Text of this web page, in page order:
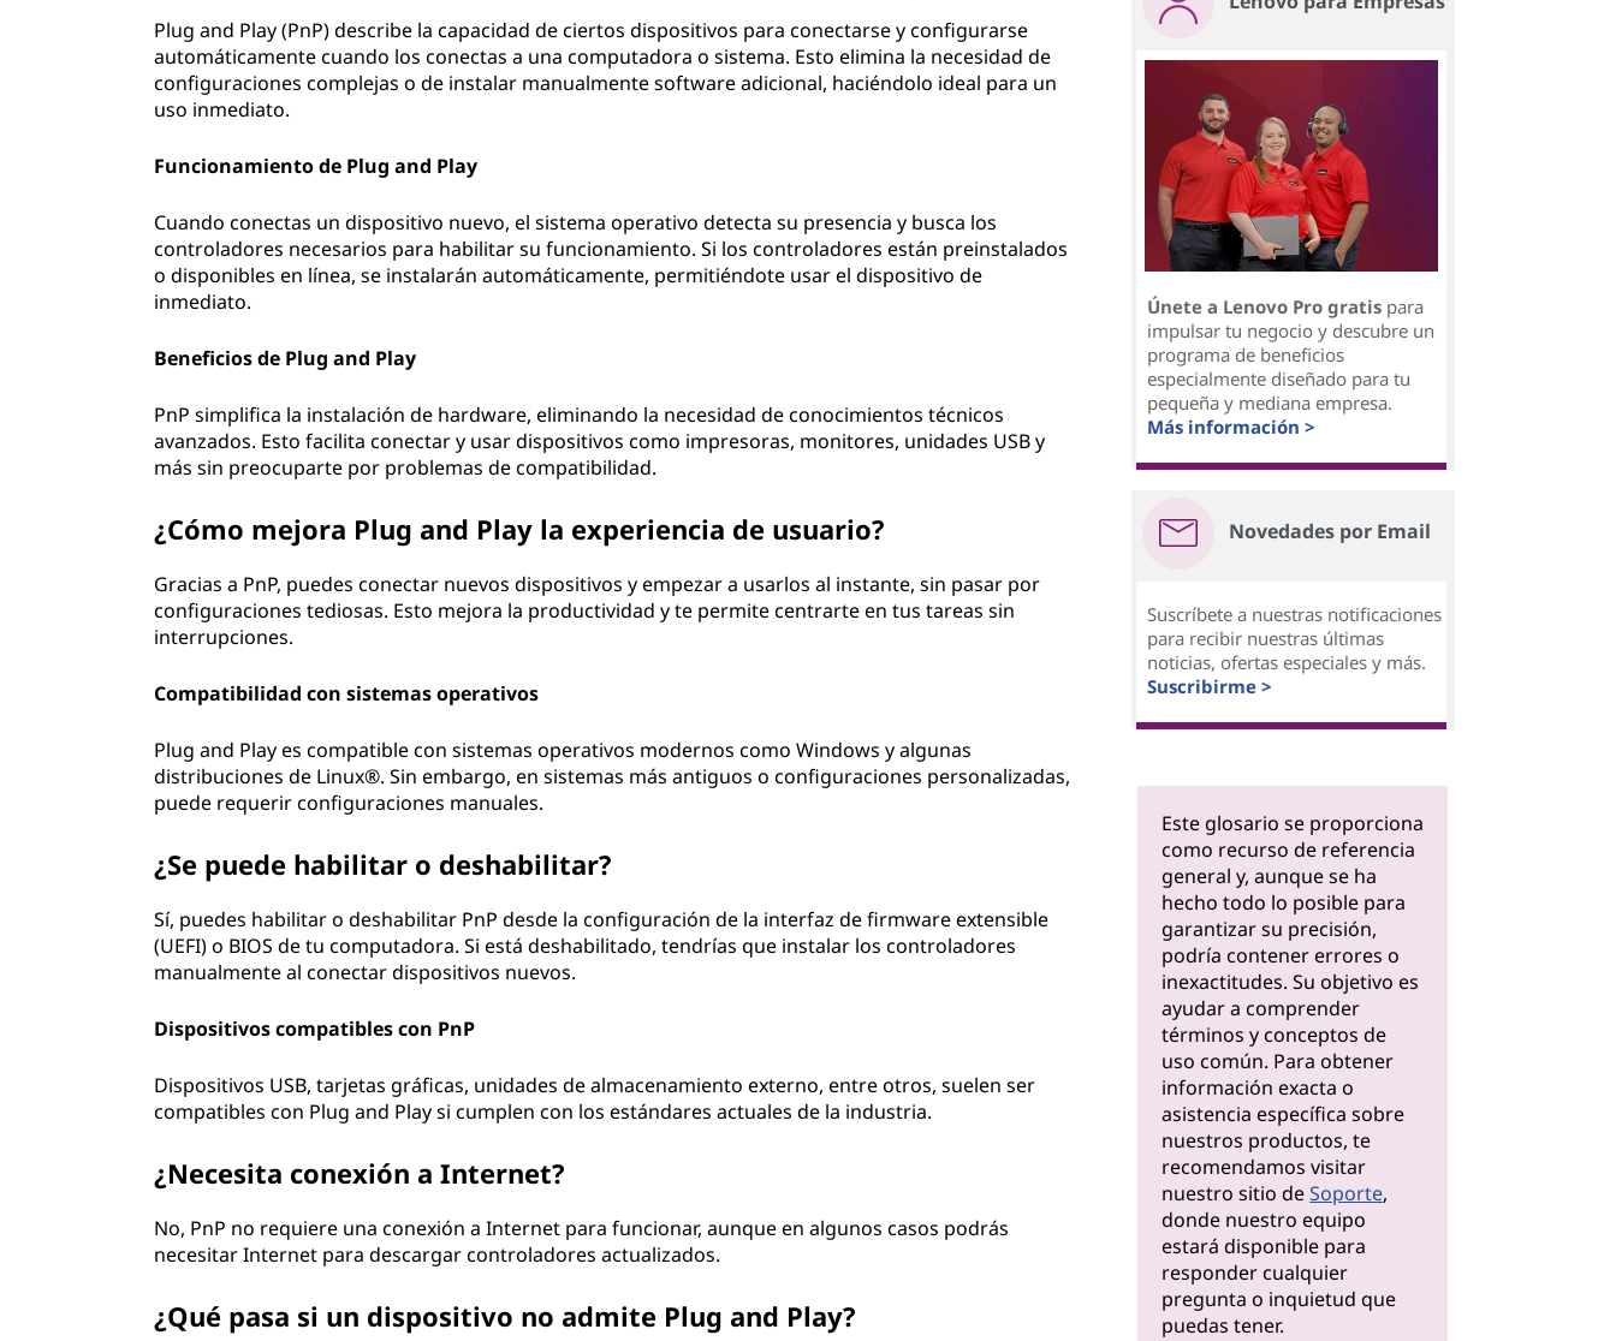
Plug and Play (PnP) describe la capacidad de ciertos dispositivos para conectarse y configurarse
automáticamente cuando los conectas a una computadora o sistema. Esto elimina la necesidad de
configuraciones complejas o de instalar manualmente software adicional, haciéndolo ideal para un
uso inmediato.
Funcionamiento de Plug and Play
Cuando conectas un dispositivo nuevo, el sistema operativo detecta su presencia y busca los
controladores necesarios para habilitar su funcionamiento. Si los controladores están preinstalados
o disponibles en línea, se instalarán automáticamente, permitiéndote usar el dispositivo de
inmediato.
Beneficios de Plug and Play
PnP simplifica la instalación de hardware, eliminando la necesidad de conocimientos técnicos
avanzados. Esto facilita conectar y usar dispositivos como impresoras, monitores, unidades USB y
más sin preocuparte por problemas de compatibilidad.
¿Cómo mejora Plug and Play la experiencia de usuario?
Gracias a PnP, puedes conectar nuevos dispositivos y empezar a usarlos al instante, sin pasar por
configuraciones tediosas. Esto mejora la productividad y te permite centrarte en tus tareas sin
interrupciones.
Compatibilidad con sistemas operativos
Plug and Play es compatible con sistemas operativos modernos como Windows y algunas
distribuciones de Linux®. Sin embargo, en sistemas más antiguos o configuraciones personalizadas,
puede requerir configuraciones manuales.
¿Se puede habilitar o deshabilitar?
Sí, puedes habilitar o deshabilitar PnP desde la configuración de la interfaz de firmware extensible
(UEFI) o BIOS de tu computadora. Si está deshabilitado, tendrías que instalar los controladores
manualmente al conectar dispositivos nuevos.
Dispositivos compatibles con PnP
Dispositivos USB, tarjetas gráficas, unidades de almacenamiento externo, entre otros, suelen ser
compatibles con Plug and Play si cumplen con los estándares actuales de la industria.
¿Necesita conexión a Internet?
No, PnP no requiere una conexión a Internet para funcionar, aunque en algunos casos podrás
necesitar Internet para descargar controladores actualizados.
¿Qué pasa si un dispositivo no admite Plug and Play?
Únete a Lenovo Pro gratispara
impulsar tu negocio y descubre un
programa de beneficios
especialmente diseñado para tu
pequeña y mediana empresa.
Más información >
Novedades por Email
Suscríbete a nuestras notificaciones
para recibir nuestras últimas
noticias, ofertas especiales y más.
Suscribirme >
Este glosario se proporciona
como recurso de referencia
general y, aunque se ha
hecho todo lo posible para
garantizar su precisión,
podría contener errores o
inexactitudes. Su objetivo es
ayudar a comprender
términos y conceptos de
uso común. Para obtener
información exacta o
asistencia específica sobre
nuestros productos, te
recomendamos visitar
nuestro sitio deSoporte,
donde nuestro equipo
estará disponible para
responder cualquier
pregunta o inquietud que
puedas tener.